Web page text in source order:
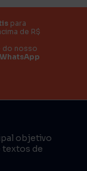
para
de R$
do nosso
objetivo
textos de